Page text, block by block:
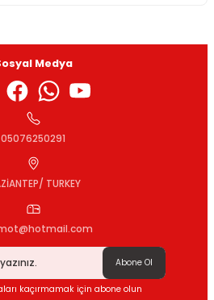
Medya
05076250291
TURKEY
Abone Ol
kaçırmamak için abone olun